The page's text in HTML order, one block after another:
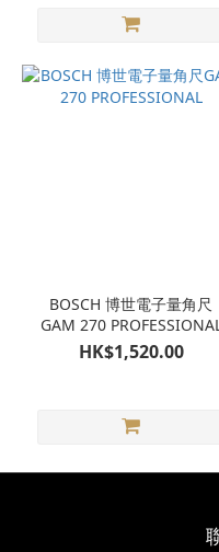
BOSCH 博世電子量角尺
GAM 270
HK$1,520.00